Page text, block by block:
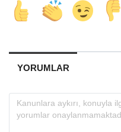
YORUMLAR